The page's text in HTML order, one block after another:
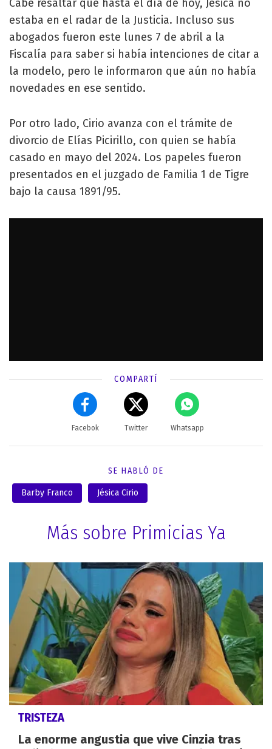
Cabe resaltar que hasta el día de hoy, Jésica no
estaba en el radar de la Justicia. Incluso sus
abogados fueron este lunes 7 de abril a la
Fiscalía para saber si había intenciones de citar a
la modelo, pero le informaron que aún no había
novedades en ese sentido.
Por otro lado, Cirio avanza con el trámite de
divorcio de Elías Picirillo, con quien se había
casado en mayo del 2024. Los papeles fueron
presentados en el juzgado de Familia 1 de Tigre
bajo la causa 1891/95.
COMPARTÍ
Facebok Twitter Whatsapp
SE HABLÓ DE
Barby Franco Jésica Cirio
Más sobre Primicias Ya
TRISTEZA
La enorme angustia que vive Cinzia tras